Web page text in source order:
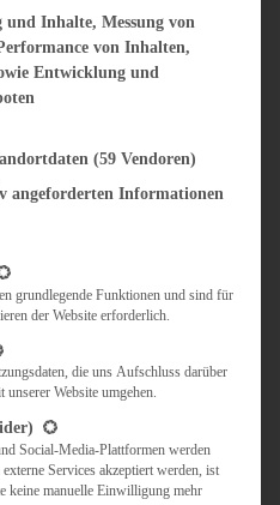
VORSPEISEN
& HERZHAFT
BROTAUFSTRICH
SAUCEN, CHUTNEYS
UNTERWEGS
und Inhalte, Messung von
von Inhalten,
Entwicklung und
(59 Vendoren)
angeforderten Informationen
für die eine Einwilligung erteilt werden
grundlegende Funktionen und sind für
der Website erforderlich.
die uns Aufschluss darüber
unserer Website umgehen.
Social-Media-Plattformen werden
Services akzeptiert werden, ist
keine manuelle Einwilligung mehr